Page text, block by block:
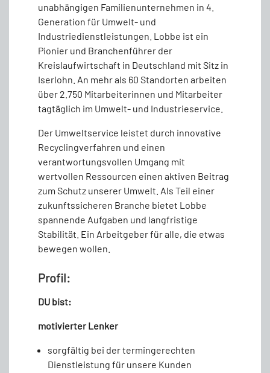
unabhängigen Familienunternehmen in 4.
Generation für Umwelt- und
Industriedienstleistungen. Lobbe ist ein
Pionier und Branchenführer der
Kreislaufwirtschaft in Deutschland mit Sitz in
Iserlohn. An mehr als 60 Standorten arbeiten
über 2.750 Mitarbeiterinnen und Mitarbeiter
tagtäglich im Umwelt- und Industrieservice.
Der Umweltservice leistet durch innovative
Recyclingverfahren und einen
verantwortungsvollen Umgang mit
wertvollen Ressourcen einen aktiven Beitrag
zum Schutz unserer Umwelt. Als Teil einer
zukunftssicheren Branche bietet Lobbe
spannende Aufgaben und langfristige
Stabilität. Ein Arbeitgeber für alle, die etwas
bewegen wollen.
Profil:
DU bist:
motivierter Lenker
sorgfältig bei der termingerechten
Dienstleistung für unsere Kunden